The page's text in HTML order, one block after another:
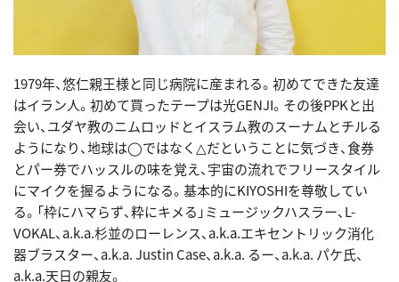
1979年、悠仁親王様と同じ病院に産まれる。初めてできた友達
はイラン人。初めて買ったテープは光GENJI。その後PPKと出
会い、ユダヤ教のニムロッドとイスラム教のスーナムとチルる
ようになり、地球は◯ではなく△だということに気づき、食券
とパー券でハッスルの味を覚え、宇宙の流れでフリースタイル
にマイクを握るようになる。基本的にKIYOSHIを尊敬してい
る。「枠にハマらず、粋にキメる」ミュージックハスラー、L-
VOKAL、a.k.a.杉並のローレンス、a.k.a.エキセントリック消化
器ブラスター、a.k.a. Justin Case、a.k.a. るー、a.k.a. パケ氏、
a.k.a.天日の親友。